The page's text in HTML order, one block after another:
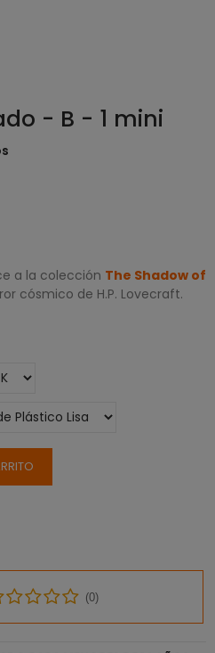
- B - 1 mini
a la colección The Shadow of
cósmico de H.P. Lovecraft.
(0)